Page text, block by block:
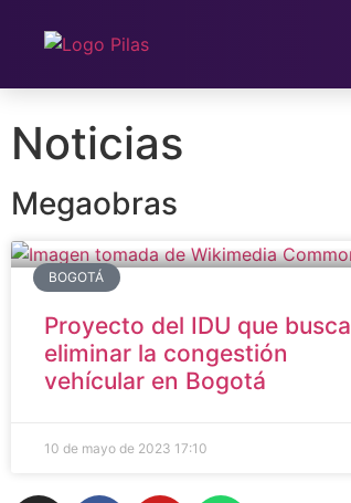
Noticias
Megaobras
BOGOTÁ
Proyecto del IDU que busca
eliminar la congestión
vehícular en Bogotá
10 de mayo de 2023 17:10